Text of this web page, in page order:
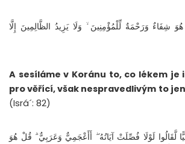
شِفَاءٌ وَرَحْمَةٌ لِّلْمُؤْمِنِينَ ۙ وَلَا يَزِيدُ الظَّالِمِينَ إِلَّا
A sesíláme v Koránu to, co lékem je
pro věřící, však nespravedlivým to
(Isrá´: 82)
لَّقَالُوا لَوْلَا فُصِّلَتْ آيَاتُهُ ۖ أَأَعْجَمِيٌّ وَعَرَبِيٌّ ۗ قُلْ هُوَ